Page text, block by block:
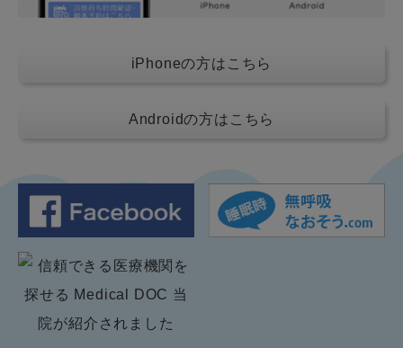
iPhoneの方はこちら
Androidの方はこちら